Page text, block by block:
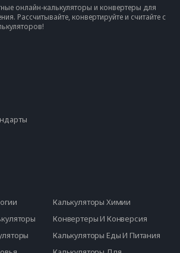
онлайн-калькуляторы и конвертеры для
Рассчитывайте, конвертируйте и считайте с
Калькуляторы Химии
Конвертеры И Конверсия
Калькуляторы Еды И Питания